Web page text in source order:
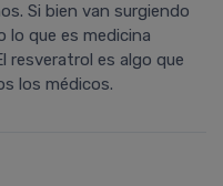
Si bien van surgiendo
lo que es medicina
resveratrol es algo que
los médicos.